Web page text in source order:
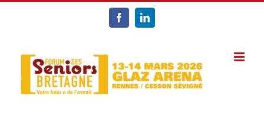
Passer
FacebookLinkedIn